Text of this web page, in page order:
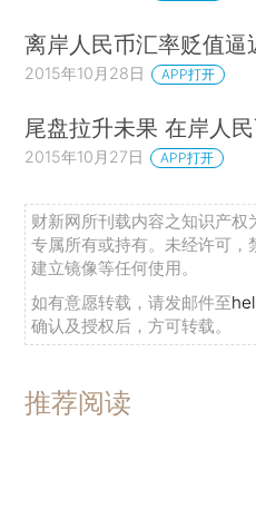
离岸人民币汇率贬值逼
2015年10月28日 APP打开
尾盘拉升未果 在岸人
2015年10月27日 APP打开
财新网所刊载内容之知识产权
专属所有或持有。未经许可，
建立镜像等任何使用。
如有意愿转载，请发邮件至
确认及授权后，方可转载。
推荐阅读